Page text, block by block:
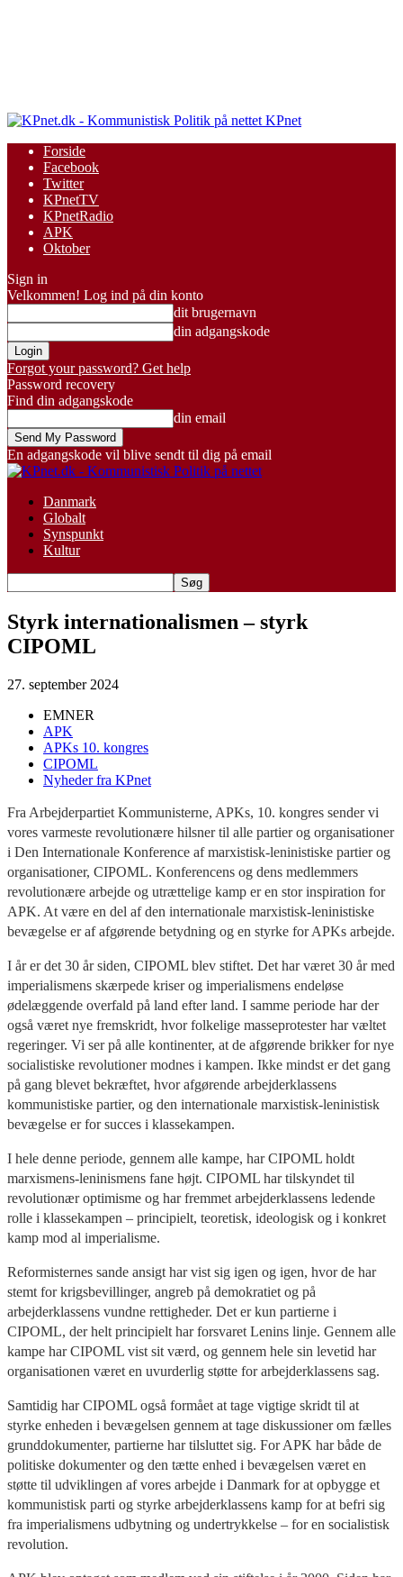
KPnet
Forside
Facebook
Twitter
KPnetTV
KPnetRadio
APK
Oktober
Sign in
Velkommen! Log ind på din konto
dit brugernavn
din adgangskode
Forgot your password? Get help
Password recovery
Find din adgangskode
din email
En adgangskode vil blive sendt til dig på email
Danmark
Globalt
Synspunkt
Kultur
Styrk internationalismen – styrk
CIPOML
27. september 2024
EMNER
APK
APKs 10. kongres
CIPOML
Nyheder fra KPnet
Fra Arbejderpartiet Kommunisterne, APKs, 10. kongres sender vi
vores varmeste revolutionære hilsner til alle partier og organisationer
i Den Internationale Konference af marxistisk-leninistiske partier og
organisationer, CIPOML. Konferencens og dens medlemmers
revolutionære arbejde og utrættelige kamp er en stor inspiration for
APK. At være en del af den internationale marxistisk-leninistiske
bevægelse er af afgørende betydning og en styrke for APKs arbejde.
I år er det 30 år siden, CIPOML blev stiftet. Det har været 30 år med
imperialismens skærpede kriser og imperialismens endeløse
ødelæggende overfald på land efter land. I samme periode har der
også været nye fremskridt, hvor folkelige masseprotester har væltet
regeringer. Vi ser på alle kontinenter, at de afgørende brikker for nye
socialistiske revolutioner modnes i kampen. Ikke mindst er det gang
på gang blevet bekræftet, hvor afgørende arbejderklassens
kommunistiske partier, og den internationale marxistisk-leninistisk
bevægelse er for succes i klassekampen.
I hele denne periode, gennem alle kampe, har CIPOML holdt
marxismens-leninismens fane højt. CIPOML har tilskyndet til
revolutionær optimisme og har fremmet arbejderklassens ledende
rolle i klassekampen – principielt, teoretisk, ideologisk og i konkret
kamp mod al imperialisme.
Reformisternes sande ansigt har vist sig igen og igen, hvor de har
stemt for krigsbevillinger, angreb på demokratiet og på
arbejderklassens vundne rettigheder. Det er kun partierne i
CIPOML, der helt principielt har forsvaret Lenins linje. Gennem alle
kampe har CIPOML vist sit værd, og gennem hele sin levetid har
organisationen været en uvurderlig støtte for arbejderklassens sag.
Samtidig har CIPOML også formået at tage vigtige skridt til at
styrke enheden i bevægelsen gennem at tage diskussioner om fælles
grunddokumenter, partierne har tilsluttet sig. For APK har både de
politiske dokumenter og den tætte enhed i bevægelsen været en
støtte til udviklingen af vores arbejde i Danmark for at opbygge et
kommunistisk parti og styrke arbejderklassens kamp for at befri sig
fra imperialismens udbytning og undertrykkelse – for en socialistisk
revolution.